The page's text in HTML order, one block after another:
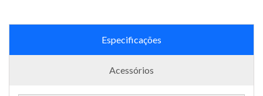
Especificações
Acessórios